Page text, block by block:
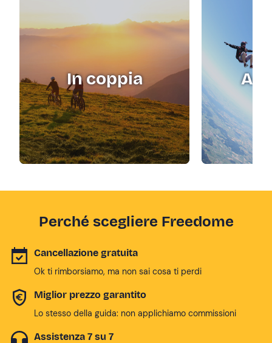
In coppia
Perché scegliere Freedome
Cancellazione gratuita
Ok ti rimborsiamo, ma non sai cosa ti perdi
Miglior prezzo garantito
Lo stesso della guida: non applichiamo commissioni
Assistenza 7 su 7